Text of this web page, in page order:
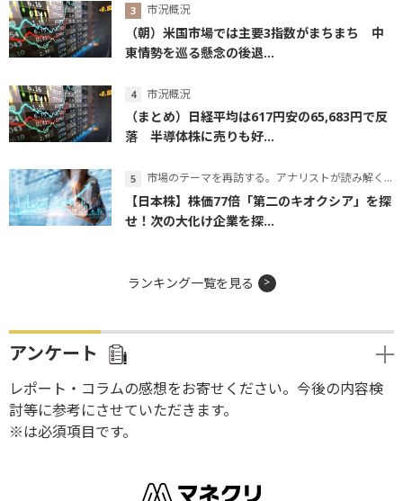
市況概況
（朝）米国市場では主要3指数がまちまち 中
東情勢を巡る懸念の後退...
市況概況
（まとめ）日経平均は617円安の65,683円で反
落 半導体株に売りも好...
市場のテーマを再訪する。アナリストが読み解くテーマの本質
【日本株】株価77倍「第二のキオクシア」を探
せ！次の大化け企業を探...
ランキング一覧を見る
アンケート
レポート・コラムの感想をお寄せください。今後の内容検
討等に参考にさせていただきます。
※は必須項目です。